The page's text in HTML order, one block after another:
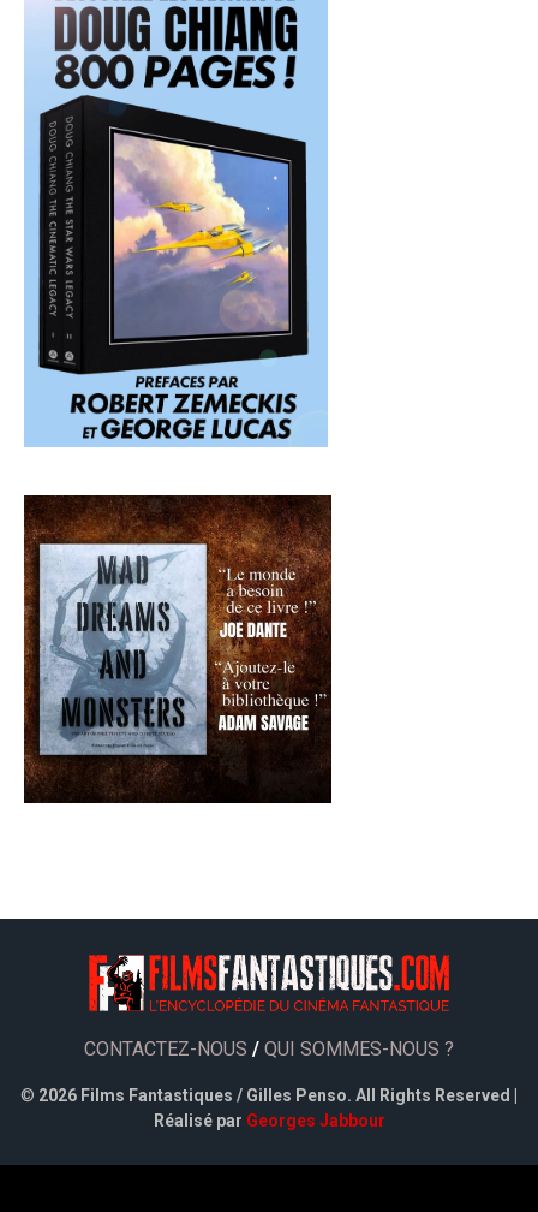
CONTACTEZ-NOUS / QUI SOMMES-NOUS ?
© 2026 Films Fantastiques / Gilles Penso. All Rights Reserved |
Réalisé par Georges Jabbour